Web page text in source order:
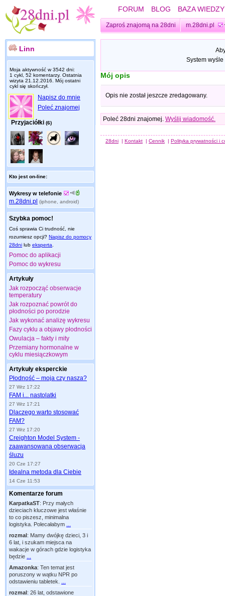
FORUM BLOG BAZA WIEDZY
Zaproś znajomą na 28dni m.28dni.pl
Linn
Moja aktywność w 3542 dni:
1 cykl, 52 komentarzy. Ostatnia
wizyta 21.12.2016 . Mój ostatni
cykl się skończył.
Napisz do mnie
Poleć znajomej
Przyjaciółki (6)
Kto jest on-line:
Wykresy w telefonie
m.28dni.pl (iphone, android)
Szybka pomoc!
Coś sprawia Ci trudność, nie
rozumiesz opcji? Napisz do pomocy
28dni lub eksperta
Pomoc do aplikacji
Pomoc do wykresu
Artykuły
Jak rozpocząć obserwacje
temperatury
Jak rozpoznać powrót do
płodności po porodzie
Jak wykonać analizę wykresu
Fazy cyklu a objawy płodności
Owulacja – fakty i mity
Przemiany hormonalne w
cyklu miesiączkowym
Artykuły eksperckie
Płodność – moja czy nasza?
27 Wrz 17:22
FAM i... nastolatki
27 Wrz 17:21
Dlaczego warto stosować
FAM?
27 Wrz 17:20
Creighton Model System -
zaawansowana obserwacja
śluzu
20 Cze 17:27
Idealna metoda dla Ciebie
14 Cze 11:53
Komentarze forum
KarpatkaST: Przy małych
dzieciach kluczowe jest właśnie
to co piszesz, minimalna
logistyka. Polecałabym
rozmal: Mamy dwójkę dzieci, 3 i
6 lat, i szukam miejsca na
wakacje w górach gdzie logistyka
będzie
Amazonka: Ten temat jest
poruszony w wątku NPR po
odstawieniu tabletek.
rozmal: 26 lat, odstawione
System
Mój opis
Opis nie został jeszcze zredagowany.
Poleć 28dni znajomej. Wyślij wiadomość.
28dni | Kontakt | Cennik | Polityka prywatności i